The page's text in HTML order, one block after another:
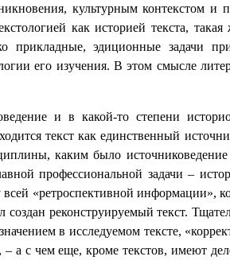
культурным
как историей текста,
эдиционные задачи
его изучения. В этом смысле
и в какой-то степени
текст как единственный
каким было
профессиональной задачи –
«ретроспективной информации»,
реконструируемый текст.
в исследуемом тексте,
а с чем еще, кроме текстов, имеют